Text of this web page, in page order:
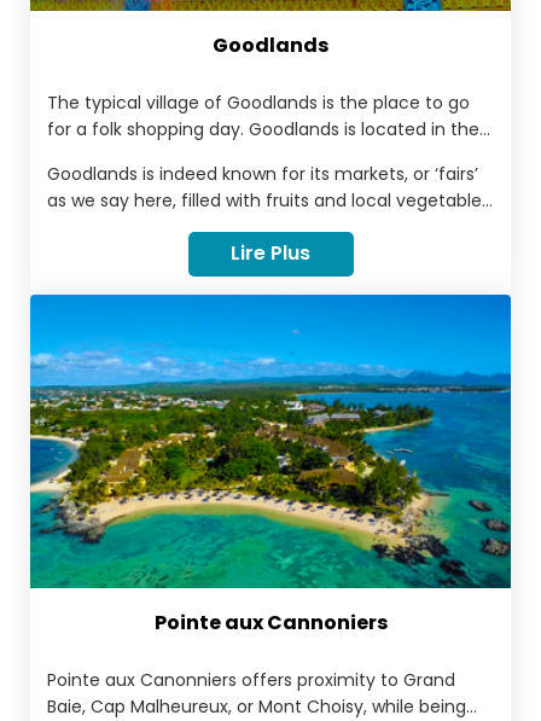
Goodlands
The typical village of Goodlands is the place to go
for a folk shopping day. Goodlands is located in the
Raffray and St. Antoine. This village of more than 20
000 inhabitants is organized along an active and
overflowing main street of shops of all kinds.
Goodlands is indeed known for its markets, or ‘fairs’
as we say here, filled with fruits and local vegetables,
textiles and other odds at low prices.
Lire Plus
Pointe aux Cannoniers
Pointe aux Canonniers offers proximity to Grand
Baie, Cap Malheureux, or Mont Choisy, while being